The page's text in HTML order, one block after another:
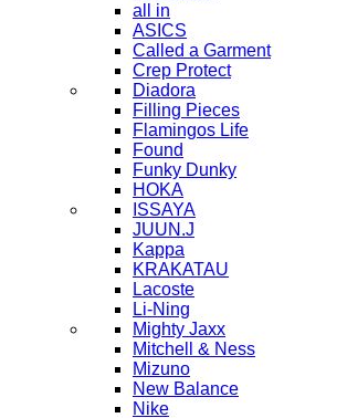
all in
ASICS
Called a Garment
Crep Protect
Diadora
Filling Pieces
Flamingos Life
Found
Funky Dunky
HOKA
ISSAYA
JUUN.J
Kappa
KRAKATAU
Lacoste
Li-Ning
Mighty Jaxx
Mitchell & Ness
Mizuno
New Balance
Nike